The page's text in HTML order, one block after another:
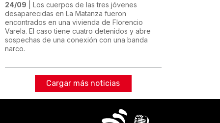
24/09 | Los cuerpos de las tres jóvenes
desaparecidas en La Matanza fueron
encontrados en una vivienda de Florencio
Varela. El caso tiene cuatro detenidos y abre
sospechas de una conexión con una banda
narco.
Cargar más noticias